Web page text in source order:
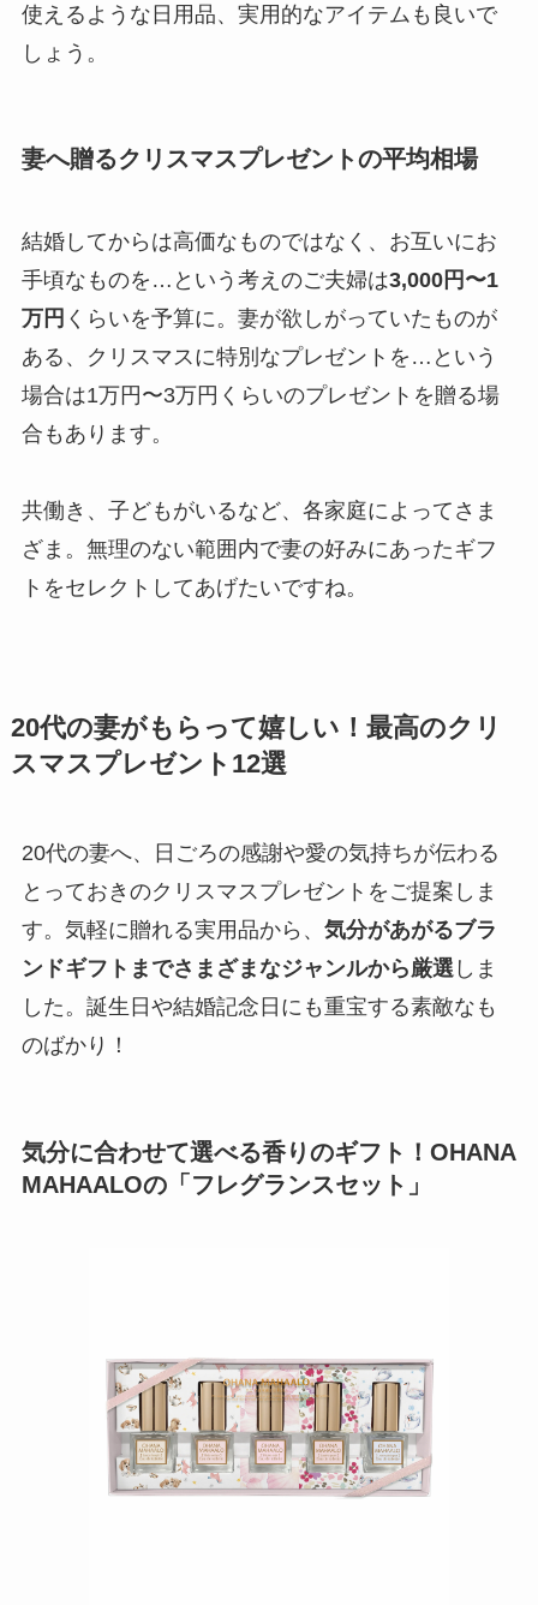
使えるような日用品、実用的なアイテムも良いで
しょう。
妻へ贈るクリスマスプレゼントの平均相場
結婚してからは高価なものではなく、お互いにお
手頃なものを…という考えのご夫婦は3,000円〜1
万円 くらいを予算に。妻が欲しがっていたものが
ある、クリスマスに特別なプレゼントを…という
場合は1万円〜3万円くらいのプレゼントを贈る場
合もあります。
共働き、子どもがいるなど、各家庭によってさま
ざま。無理のない範囲内で妻の好みにあったギフ
トをセレクトしてあげたいですね。
20代の妻がもらって嬉しい！最高のクリ
スマスプレゼント12選
20代の妻へ、日ごろの感謝や愛の気持ちが伝わる
とっておきのクリスマスプレゼントをご提案しま
す。気軽に贈れる実用品から、 気分があがるブラ
ンドギフトまでさまざまなジャンルから厳選しま
した。誕生日や結婚記念日にも重宝する素敵なも
のばかり！
気分に合わせて選べる香りのギフト！OHANA
MAHAALOの「フレグランスセット」